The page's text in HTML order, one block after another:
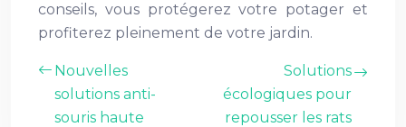
conseils, vous protégerez votre potager et
profiterez pleinement de votre jardin.
Nouvelles
solutions anti-
souris haute
Solutions
écologiques pour
repousser les rats